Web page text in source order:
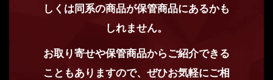
しくは同系の商品が保管商品にあるかも
しれません。
お取り寄せや保管商品からご紹介できる
こともありますので、ぜひお気軽にご相